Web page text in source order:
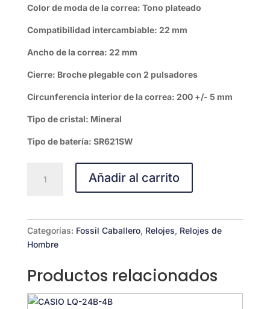
Color de moda de la correa: Tono plateado
Compatibilidad intercambiable: 22 mm
Ancho de la correa: 22 mm
Cierre: Broche plegable con 2 pulsadores
Circunferencia interior de la correa: 200 +/- 5 mm
Tipo de cristal: Mineral
Tipo de batería: SR621SW
Neutra
Añadir al carrito
Categorías: Fossil Caballero, Relojes, Relojes de
Hombre
Productos relacionados